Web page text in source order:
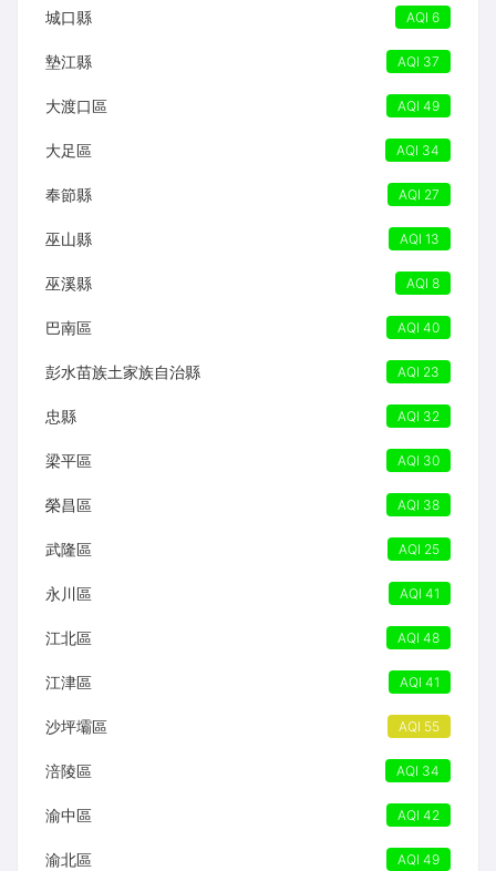
城口縣 AQI 6
墊江縣 AQI 37
大渡口區 AQI 49
大足區 AQI 34
奉節縣 AQI 27
巫山縣 AQI 13
巫溪縣 AQI 8
巴南區 AQI 40
彭水苗族土家族自治縣 AQI 23
忠縣 AQI 32
梁平區 AQI 30
榮昌區 AQI 38
武隆區 AQI 25
永川區 AQI 41
江北區 AQI 48
江津區 AQI 41
沙坪壩區 AQI 55
涪陵區 AQI 34
渝中區 AQI 42
渝北區 AQI 49